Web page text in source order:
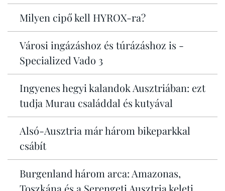
Milyen cipő kell HYROX-ra?
Városi ingázáshoz és túrázáshoz is -
Specialized Vado 3
Ingyenes hegyi kalandok Ausztriában: ezt
tudja Murau családdal és kutyával
Alsó-Ausztria már három bikeparkkal
csábít
Burgenland három arca: Amazonas,